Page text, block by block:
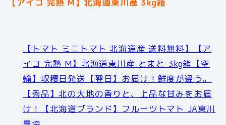
【トマト ミニトマト 北海道産 送料無料】【ア
イコ 完熟 M】北海道東川産 とまと 3kg箱【空
輸】収穫日発送【翌日】お届け！鮮度が違う。
【秀品】北の大地の香りと、上品な甘みをお届
け！【北海道ブランド】フルーツトマト JA東川